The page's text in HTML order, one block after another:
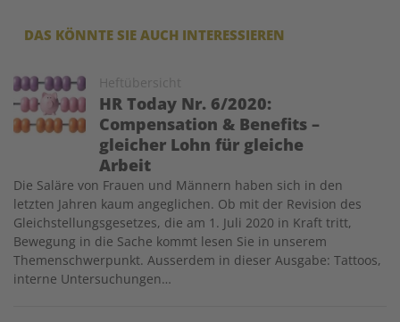
DAS KÖNNTE SIE AUCH INTERESSIEREN
Heftübersicht
HR Today Nr. 6/2020:
Compensation & Benefits –
gleicher Lohn für gleiche
Arbeit
Image
Die Saläre von Frauen und Männern haben sich in den
letzten Jahren kaum angeglichen. Ob mit der Revision des
Gleichstellungsgesetzes, die am 1. Juli 2020 in Kraft tritt,
Bewegung in die Sache kommt lesen Sie in unserem
Themenschwerpunkt. Ausserdem in dieser Ausgabe: Tattoos,
interne Untersuchungen…